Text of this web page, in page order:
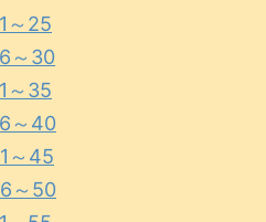
～25
～30
～35
～40
～45
～50